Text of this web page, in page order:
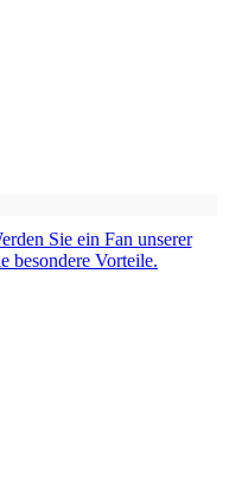
Sie ein Fan unserer
besondere Vorteile.